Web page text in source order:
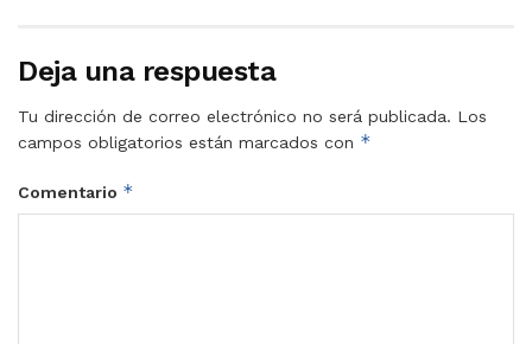
Deja una respuesta
Tu dirección de correo electrónico no será publicada. Los
campos obligatorios están marcados con *
Comentario *